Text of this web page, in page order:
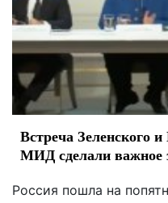
Встреча Зеленского
МИД сделали важное
Россия пошла на